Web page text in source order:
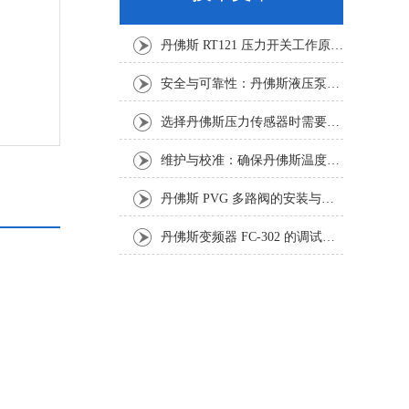
丹佛斯 RT121 压力开关工作原理与内部机械结构拆解
安全与可靠性：丹佛斯液压泵的使用注意事项
选择丹佛斯压力传感器时需要注意的几个要点
维护与校准：确保丹佛斯温度变送器稳定性的技巧
丹佛斯 PVG 多路阀的安装与调试注意事项
丹佛斯变频器 FC-302 的调试与维护：无基础也能上手